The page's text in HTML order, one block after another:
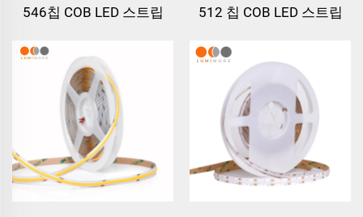
546칩 COB LED 스트립
512 칩 COB LED 스트립